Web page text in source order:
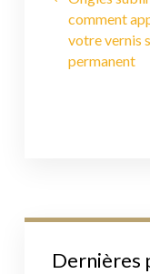
comment
votre vernis
permanent
Dernières